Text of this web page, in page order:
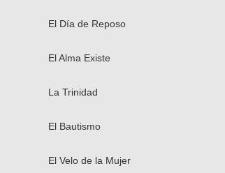
El Día de Reposo
El Alma Existe​
La Trinidad
El Bautismo
El Velo de la Mujer